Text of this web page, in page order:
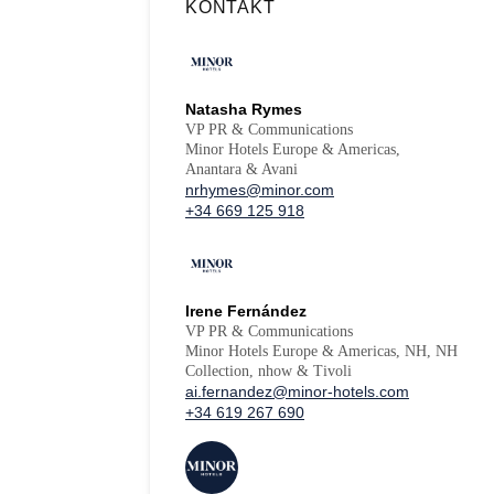
KONTAKT
Natasha Rymes
VP PR & Communications
Minor Hotels Europe & Americas,
Anantara & Avani
nrhymes@minor.com
+34 669 125 918
Irene Fernández
VP PR & Communications
Minor Hotels Europe & Americas, NH, NH
Collection, nhow & Tivoli
ai.fernandez@minor-hotels.com
+34 619 267 690